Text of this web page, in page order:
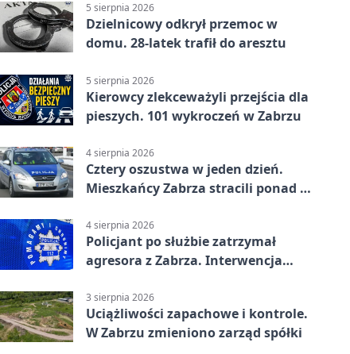
5 sierpnia 2026
Dzielnicowy odkrył przemoc w
domu. 28-latek trafił do aresztu
5 sierpnia 2026
Kierowcy zlekceważyli przejścia dla
pieszych. 101 wykroczeń w Zabrzu
4 sierpnia 2026
Cztery oszustwa w jeden dzień.
Mieszkańcy Zabrza stracili ponad 6
4 sierpnia 2026
Policjant po służbie zatrzymał
agresora z Zabrza. Interwencja
3 sierpnia 2026
Uciążliwości zapachowe i kontrole.
W Zabrzu zmieniono zarząd spółki